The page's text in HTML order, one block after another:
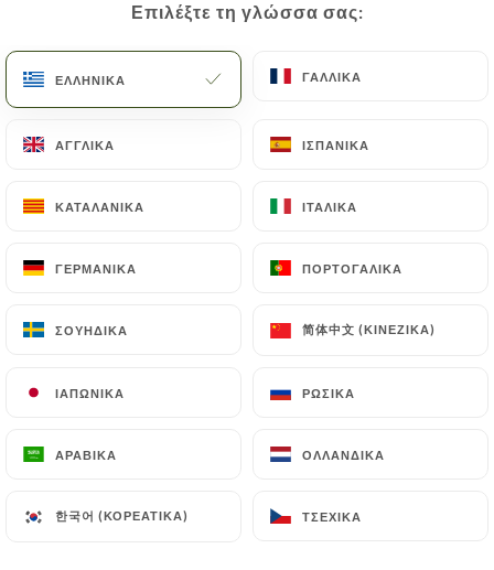
Επιλέξτε τη γλώσσα σας:
ΕΛΛΗΝΙΚΆ ΓΑΛΛΙΚΆ
ΑΓΓΛΙΚΆ ΙΣΠΑΝΙΚΆ
ΚΑΤΑΛΑΝΙΚΆ ΙΤΑΛΙΚΆ
ΓΕΡΜΑΝΙΚΆ ΠΟΡΤΟΓΑΛΙΚΆ
ΣΟΥΗΔΙΚΆ 简体中文 (ΚΙΝΈΖΙΚΑ)
ΙΑΠΩΝΙΚΆ ΡΩΣΙΚΆ
ΑΡΑΒΙΚΆ ΟΛΛΑΝΔΙΚΆ
한국어 (ΚΟΡΕΆΤΙΚΑ) ΤΣΈΧΙΚΑ
Επιλέξτε τη γλώσσα σας:
ΕΛΛΗΝΙΚΆ ΓΑΛΛΙΚΆ
ΑΓΓΛΙΚΆ ΙΣΠΑΝΙΚΆ
ΚΑΤΑΛΑΝΙΚΆ ΙΤΑΛΙΚΆ
ΓΕΡΜΑΝΙΚΆ ΠΟΡΤΟΓΑΛΙΚΆ
ΣΟΥΗΔΙΚΆ 简体中文 (ΚΙΝΈΖΙΚΑ)
ΙΑΠΩΝΙΚΆ ΡΩΣΙΚΆ
ΑΡΑΒΙΚΆ ΟΛΛΑΝΔΙΚΆ
한국어 (ΚΟΡΕΆΤΙΚΑ) ΤΣΈΧΙΚΑ